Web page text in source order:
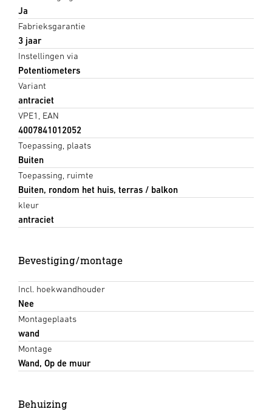
Ja
Fabrieksgarantie
3 jaar
Instellingen via
Potentiometers
Variant
antraciet
VPE1, EAN
4007841012052
Toepassing, plaats
Buiten
Toepassing, ruimte
Buiten, rondom het huis, terras / balkon
kleur
antraciet
Bevestiging/montage
Incl. hoekwandhouder
Nee
Montageplaats
wand
Montage
Wand, Op de muur
Behuizing